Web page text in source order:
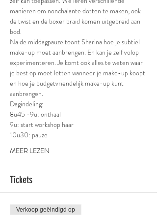
manieren om nonchalante dotten te maken, ook
de twist en de boxer braid komen uitgebreid aan
bod.
Na de middagpauze toont Sharina hoe je subtiel
make-up moet aanbrengen. En kan je zelf volop
experimenteren. Je komt ook alles te weten waar
je best op moet letten wanneer je make-up koopt
en hoe je budgetvriendelijk make-up kunt
aanbrengen.
Dagindeling:
8u45 -9u: onthaal
9u: start workshop haar
10u30: pauze
MEER LEZEN
Tickets
Verkoop geëindigd op